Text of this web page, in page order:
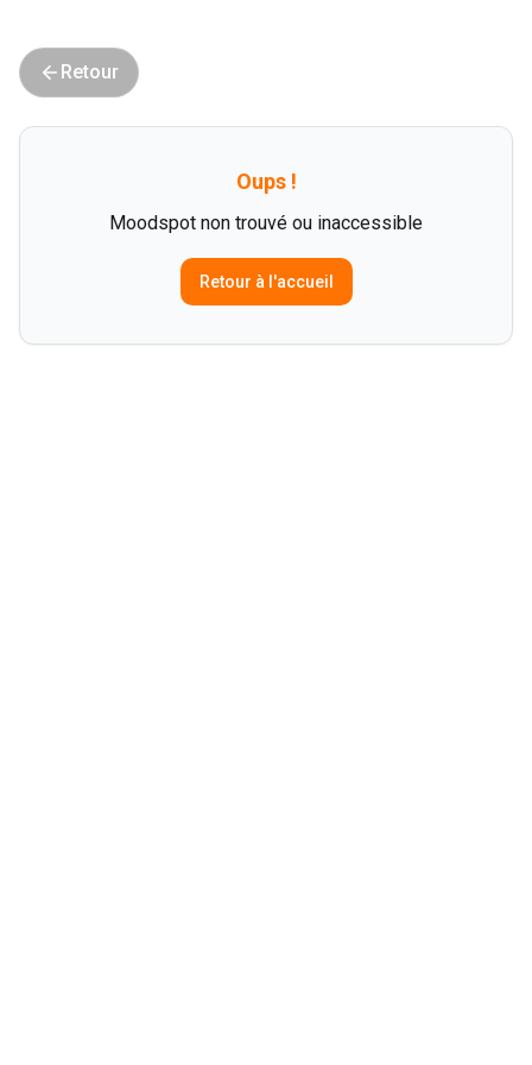
Retour
Oups !
Moodspot non trouvé ou inaccessible
Retour à l'accueil